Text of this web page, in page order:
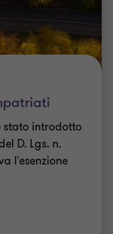
stato introdotto
D. Lgs. n.
l'esenzione